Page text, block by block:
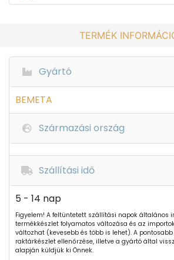
TERMÉK
Gyártó
BEMETA
Származási ország
Szállítási idő
5 - 14 nap
Figyelem! A feltüntetett szállítási napok általános
termékkészlet folyamatos változása és az
változhat (kevesebb és több is lehet). A
raktárkészlet ellenőrzése, illetve a gyártó által
alapján küldjük ki Önnek.